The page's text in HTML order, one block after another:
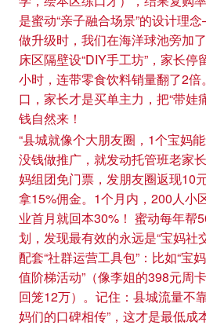
是蜜动“亲子融合场景”的设计理
做升级时，我们在海洋球池旁加
床区隔壁设“DIY手工坊”，家长
小时，连带零食饮料销量翻了2
口，家长才是买单主力，把“带娃
钱自然来！
“县城就像个大朋友圈，1个宝妈
没钱做推广，就发动托管班老家
妈组团免门票，发朋友圈返现10
拿15%佣金。1个月内，200人小
业首月就回本30%！ 蜜动每年帮
划，发现最有效的永远是“宝妈社
配套“社群运营工具包”：比如“宝
值阶梯活动”（像李姐的398元周
回笼12万）。记住：县城流量不
妈们的口碑相传”，这才是最低成